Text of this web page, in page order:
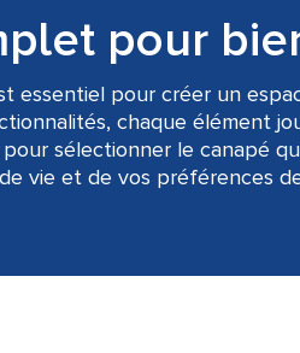
pour
essentiel pour créer un
chaque élément
sélectionner le canapé
vie et de vos préférences